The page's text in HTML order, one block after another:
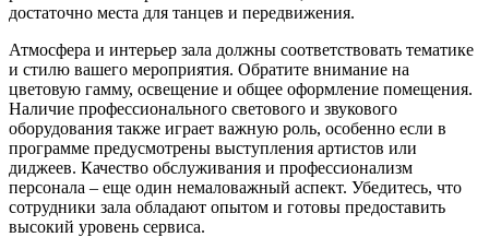
достаточно места для танцев и передвижения.
Атмосфера и интерьер зала должны соответствовать тематике
и стилю вашего мероприятия. Обратите внимание на
цветовую гамму, освещение и общее оформление помещения.
Наличие профессионального светового и звукового
оборудования также играет важную роль, особенно если в
программе предусмотрены выступления артистов или
диджеев. Качество обслуживания и профессионализм
персонала – еще один немаловажный аспект. Убедитесь, что
сотрудники зала обладают опытом и готовы предоставить
высокий уровень сервиса.